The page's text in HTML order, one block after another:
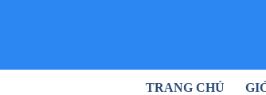
TRANG CHỦ